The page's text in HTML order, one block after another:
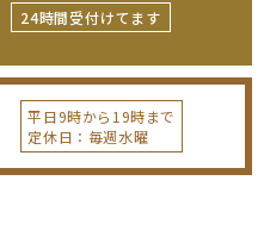
24時間受付けてます
平日9時から19時まで
定休日：毎週水曜